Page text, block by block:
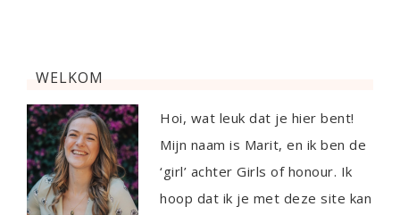
WELKOM
Hoi, wat leuk dat je hier bent!
Mijn naam is Marit, en ik ben de
‘girl’ achter Girls of honour. Ik
hoop dat ik je met deze site kan